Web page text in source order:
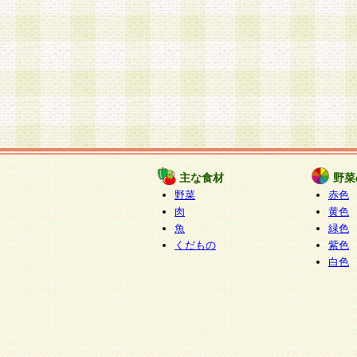
主な食材
野菜
肉
魚
くだもの
野
赤色
黄色
緑色
紫色
白色